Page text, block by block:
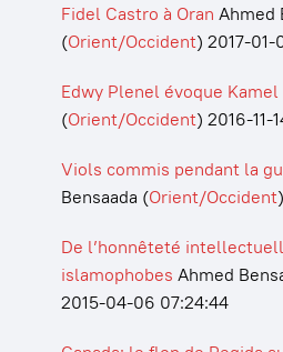
Fidel Castro à Oran Ahmed
(Orient/Occident) 2017-
Edwy Plenel évoque Kamel
(Orient/Occident) 2016-11-
Viols commis pendant la
Bensaada (Orient/Occident)
De l’honnêteté
islamophobes Ahmed
2015-04-06 07:24:44